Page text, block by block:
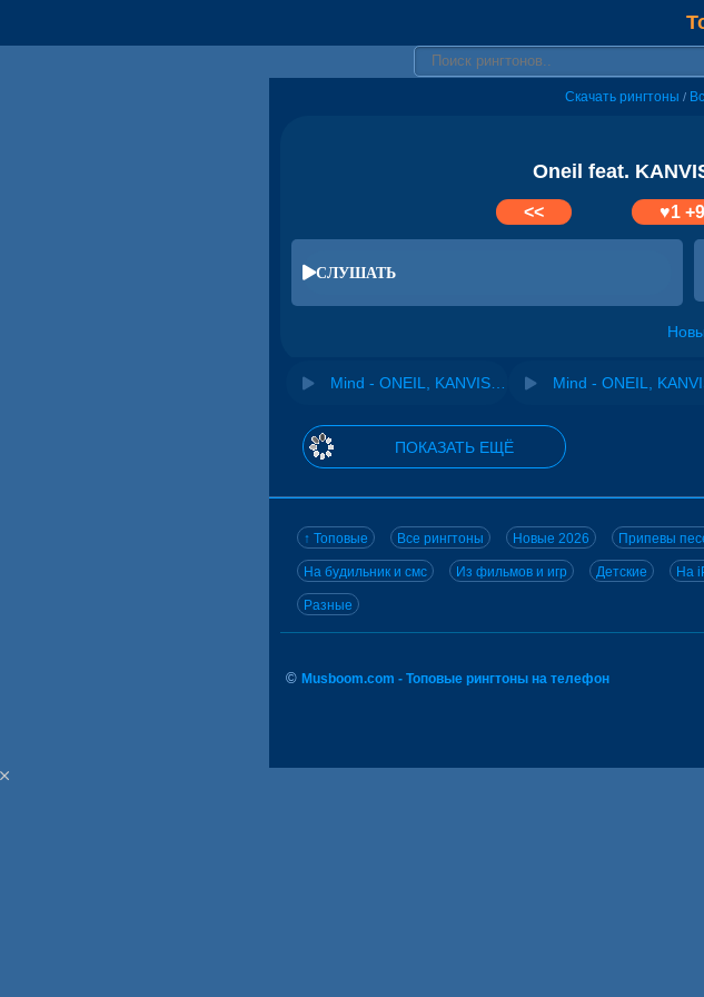
Скачать рингтоны /
Oneil feat.
<< ♥1
СЛУШАТЬ
ПОКАЗАТЬ ЕЩЁ
↑ Топовые Все рингтоны Новые 2026 Припевы
На будильник и смс Из фильмов и игр Детские На
Разные
© Musboom.com - Топовые рингтоны на телефон